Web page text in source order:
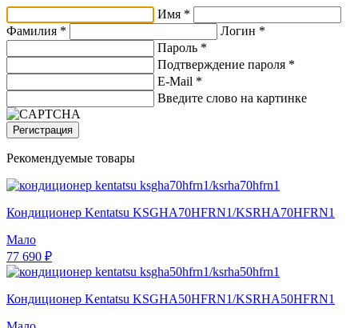
Имя *
Фамилия *
Логин *
Пароль *
Подтверждение пароля *
E-Mail *
Введите слово на картинке
Регистрация
Рекомендуемые товары
Кондиционер Kentatsu KSGHA70HFRN1/KSRHA70HFRN1
Мало
77 690 ₽
Кондиционер Kentatsu KSGHA50HFRN1/KSRHA50HFRN1